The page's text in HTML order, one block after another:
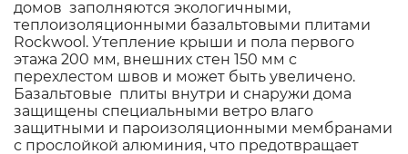
домов заполняются экологичными,
теплоизоляционными базальтовыми плитами
Rockwool. Утепление крыши и пола первого
этажа 200 мм, внешних стен 150 мм с
перехлестом швов и может быть увеличено.
Базальтовые плиты внутри и снаружи дома
защищены специальными ветро влаго
защитными и пароизоляционными мембранами
с прослойкой алюминия, что предотвращает